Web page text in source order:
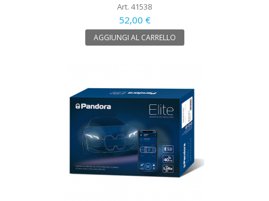
Art. 41538
52,00 €
AGGIUNGI AL CARRELLO